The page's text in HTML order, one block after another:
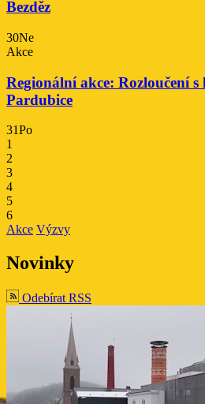
Bezděz
30Ne
Akce
Regionální akce: Rozloučení s
Pardubice
31Po
1
2
3
4
5
6
Akce Výzvy
Novinky
Odebírat RSS